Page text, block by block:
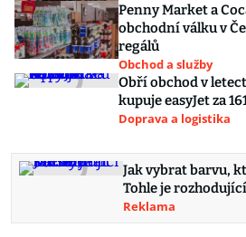
Penny Market a
obchodní válku v
regálů
Obchod a služby
Obří obchod v
kupuje easyJet za
Doprava a logistika
Jak vybrat barvu,
Tohle je rozhodující
Reklama